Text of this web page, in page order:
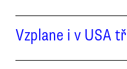
Vzplane i v USA